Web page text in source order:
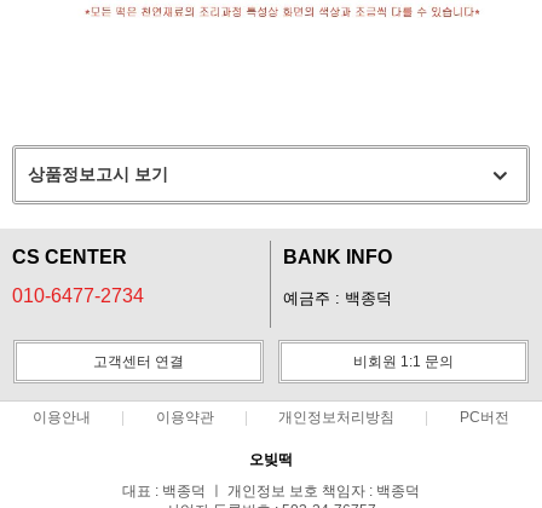
상품정보고시 보기
CS CENTER
010-6477-2734
BANK INFO
예금주 : 백종덕
고객센터 연결 비회원 1:1 문의
이용안내 이용약관 개인정보처리방침 PC버전
오빚떡
대표 : 백종덕 ㅣ 개인정보 보호 책임자 : 백종덕